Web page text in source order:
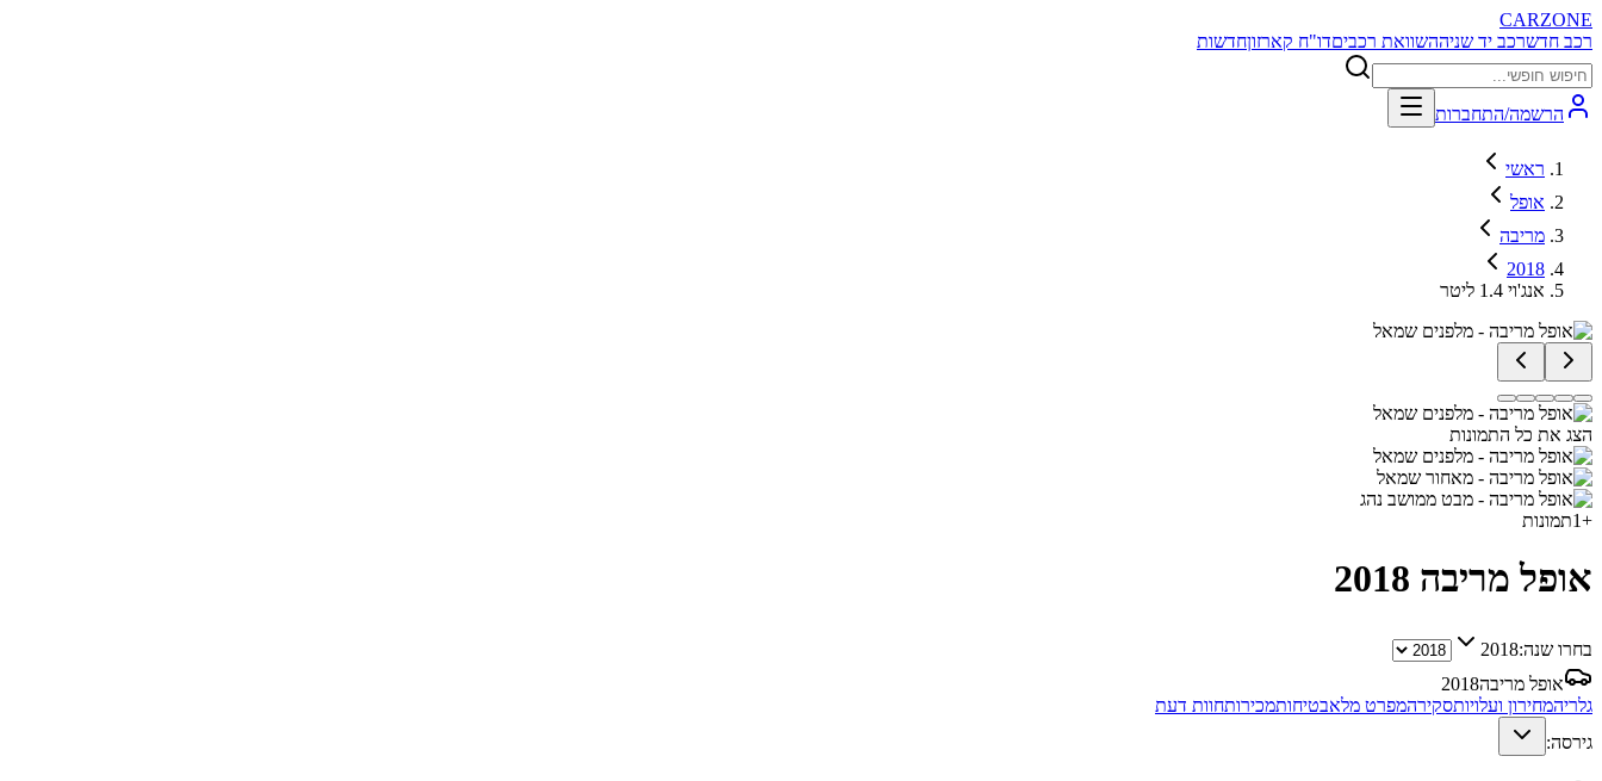
CARZONE
רכב חדשרכב יד שניההשוואת רכביםדו"ח קארזוןחדשות
הרשמה/התחברות
ראשי
אופל
מריבה
2018
אנג'וי 1.4 ליטר
הצג את כל התמונות
+
1תמונות
אופל מריבה 2018
בחרו שנה:2018
אופל מריבה2018
גלריהמחירון ועלויותסקירהמפרט מלאבטיחותמכירותחוות דעת
גירסה: